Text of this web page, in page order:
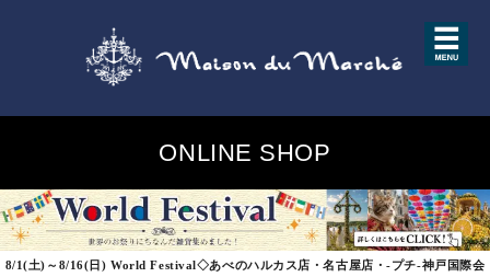
ONLINE SHOP
8/1(土)～8/16(日) World Festival◇あべのハルカス店・名古屋店・-プチ-神戸国際会